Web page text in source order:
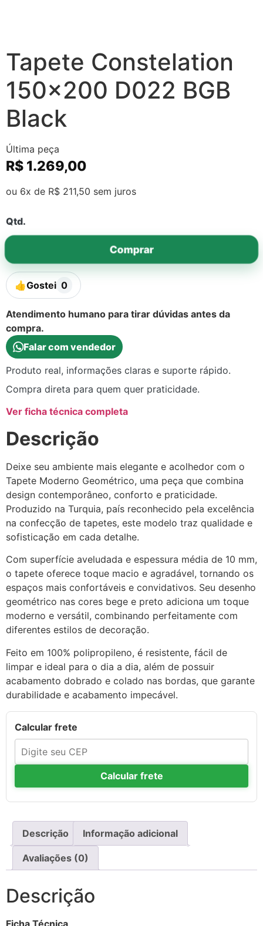
Tapete Constelation
150×200 D022 BGB
Black
Última peça
R$ 1.269,00
ou 6x de R$ 211,50 sem juros
Qtd.
Comprar
👍Gostei 0
Atendimento humano para tirar dúvidas antes da
compra.
Falar com vendedor
Produto real, informações claras e suporte rápido.
Compra direta para quem quer praticidade.
Ver ficha técnica completa
Descrição
Deixe seu ambiente mais elegante e acolhedor com o
Tapete Moderno Geométrico, uma peça que combina
design contemporâneo, conforto e praticidade.
Produzido na Turquia, país reconhecido pela excelência
na confecção de tapetes, este modelo traz qualidade e
sofisticação em cada detalhe.
Com superfície aveludada e espessura média de 10 mm,
o tapete oferece toque macio e agradável, tornando os
espaços mais confortáveis e convidativos. Seu desenho
geométrico nas cores bege e preto adiciona um toque
moderno e versátil, combinando perfeitamente com
diferentes estilos de decoração.
Feito em 100% polipropileno, é resistente, fácil de
limpar e ideal para o dia a dia, além de possuir
acabamento dobrado e colado nas bordas, que garante
durabilidade e acabamento impecável.
Calcular frete
Calcular frete
Descrição Informação adicional
Avaliações (0)
Descrição